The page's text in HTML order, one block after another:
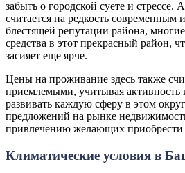
забыть о городской суете и
считается на редкость современным
блестящей репутации района,
средства в этот прекрасный район,
засияет еще ярче.
Цены на проживание здесь также
приемлемыми, учитывая активность
развивать каждую сферу в этом
предложений на рынке
привлечению желающих
Климатические условия в